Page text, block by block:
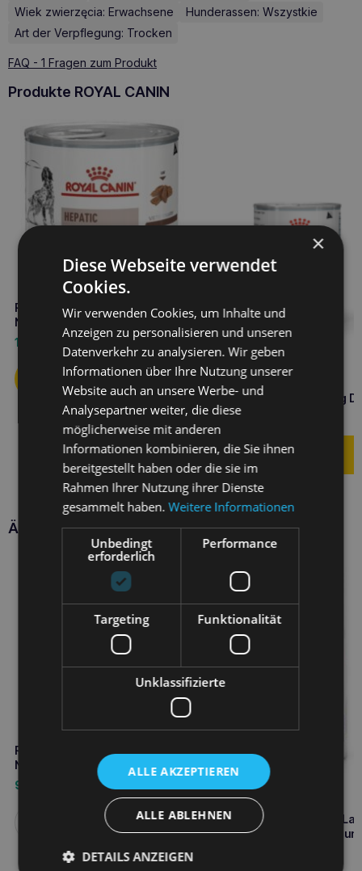
Wiek zwierzęcia: Erwachsene
Hunderassen: Wszystkie
Art der Verpflegung: Trocken
FAQ - 1 Fragen zum Produkt
Produkte ROYAL CANIN
ROYAL CANIN Hepatic 200g
Nassfutter für Hunde
1,80
ROYAL CANIN Hund
hypoallergen Hund 400g
4,00
Ähnliche Produkte
ROYAL CANIN Early Renal 14kg
Nierenversagen
95,60
Weiterlesen
ROYAL CANIN Dog Adult
13kg Trockenfutter für
×
Diese Webseite verwendet
Cookies.
Wir verwenden Cookies, um Inhalte und
Anzeigen zu personalisieren und unseren
Datenverkehr zu analysieren. Wir geben
Informationen über Ihre Nutzung unserer
Website auch an unsere Werbe- und
Analysepartner weiter, die diese
möglicherweise mit anderen
Informationen kombinieren, die Sie ihnen
bereitgestellt haben oder die sie im
Rahmen Ihrer Nutzung ihrer Dienste
gesammelt haben.Weitere Informationen
Unbedingt
erforderlich
Performance
Targeting Funktionalität
Unklassifizierte
ALLE AKZEPTIEREN
ALLE ABLEHNEN
DETAILS ANZEIGEN